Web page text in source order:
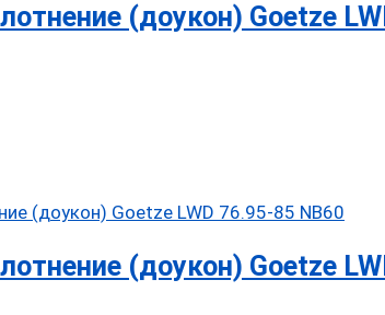
(доукон) Goetze
(доукон) Goetze